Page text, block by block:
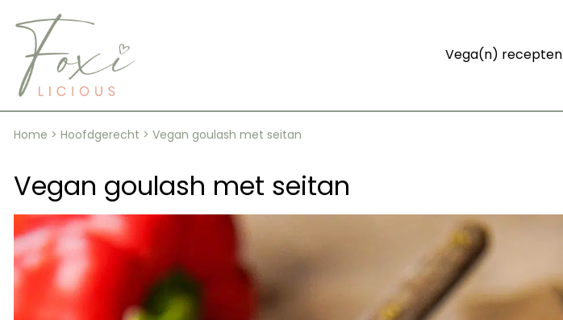
content
Vega(n) recepten
Home > Hoofdgerecht > Vegan goulash met seitan
Vegan goulash met seitan